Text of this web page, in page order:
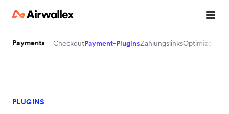
Payments CheckoutPayment-PluginsZahlungslinksOptimize 360
PLUGINS